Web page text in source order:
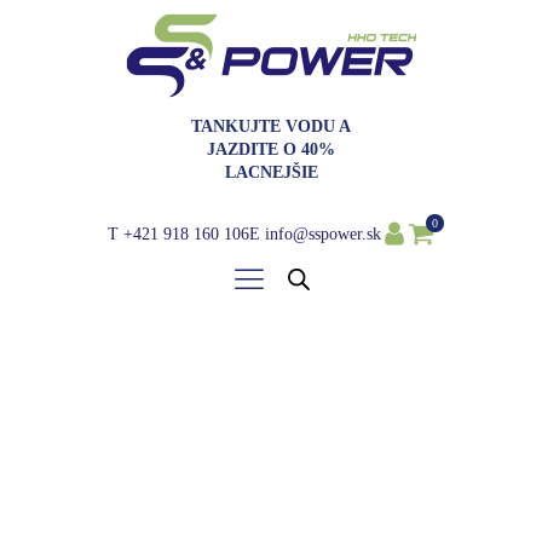
TANKUJTE VODU A
JAZDITE O 40%
LACNEJŠIE
T +421 918 160 106E info@sspower.sk
0